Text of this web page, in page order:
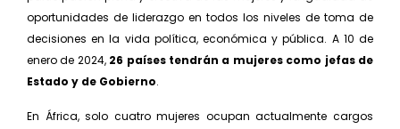
oportunidades de liderazgo en todos los niveles de toma de
decisiones en la vida política, económica y pública. A 10 de
enero de 2024, 26 países tendrán a mujeres como jefas de
Estado y de Gobierno.
En África, solo cuatro mujeres ocupan actualmente cargos